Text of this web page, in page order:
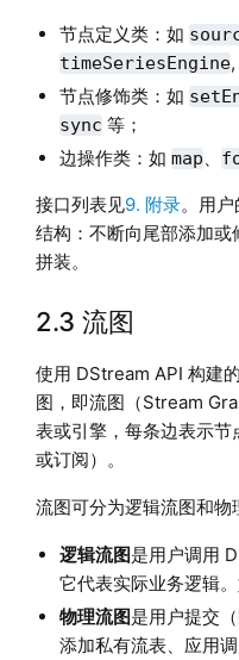
节点定义类：如
timeSeriesEngine,
节点修饰类：如
sync 等；
边操作类：如 map
接口列表见9. 附录。用户
结构：不断向尾部添加
拼装。
2.3 流图
使用 DStream API 构建
图，即流图（Stream
表或引擎，每条边表示
或订阅）。
流图可分为逻辑流图和物
逻辑流图是用户调用
它代表实际业务逻辑。
物理流图是用户提交（
添加私有流表、应用